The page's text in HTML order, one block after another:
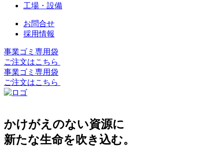
工場・設備
お問合せ
採用情報
事業ゴミ専用袋
ご注文はこちら
事業ゴミ専用袋
ご注文はこちら
かけがえのない資源に
新たな生命を吹き込む。